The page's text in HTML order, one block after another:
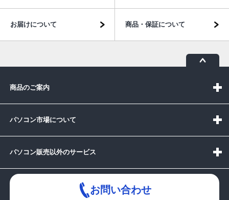
お届けについて 商品・保証について
商品のご案内
パソコン市場について
パソコン販売以外のサービス
お問い合わせ